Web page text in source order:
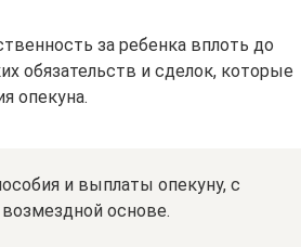
за ребенка вплоть до
обязательств и сделок, которые
опекуна.
и выплаты опекуну, с
основе.